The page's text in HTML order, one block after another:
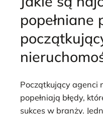
popełniane
Początkujący agenci
popełniają błędy,
sukces w branży.